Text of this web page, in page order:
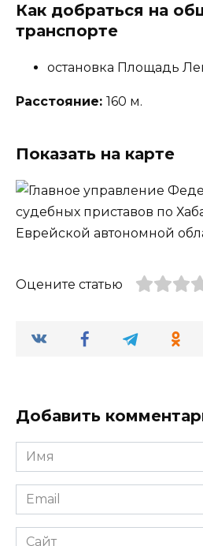
Как добраться на
транспорте
остановка Площадь
Расстояние: 160 м.
Показать на карте
Оцените статью
Добавить
Имя
*
Email
*
Сайт